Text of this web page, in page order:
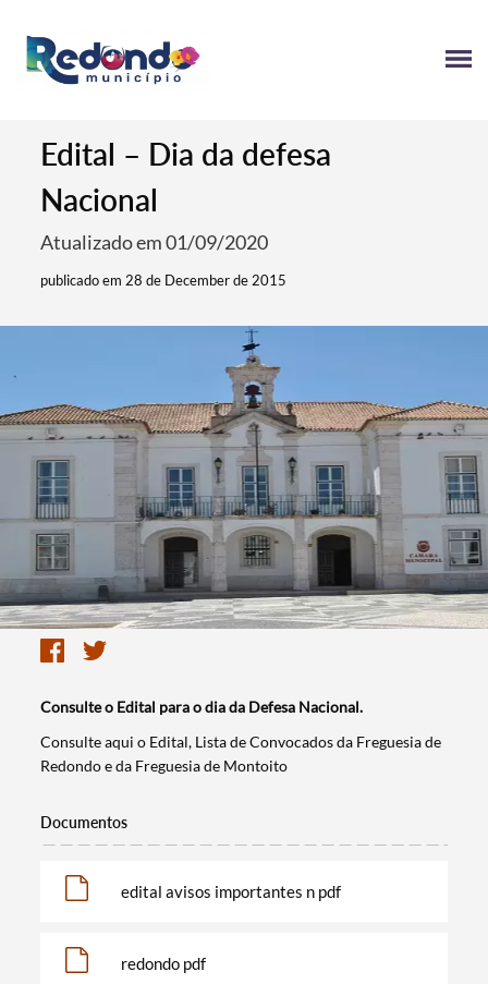
Edital – Dia da defesa
Nacional
Atualizado em 01/09/2020
publicado em 28 de December de 2015
Consulte o Edital para o dia da Defesa Nacional.
​Consulte aqui o Edital, Lista de Convocados da Freguesia de
Redondo e da Freguesia de Montoito
Documentos
edital avisos importantes n pdf
redondo pdf